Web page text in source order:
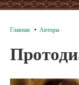
Главная Авторы